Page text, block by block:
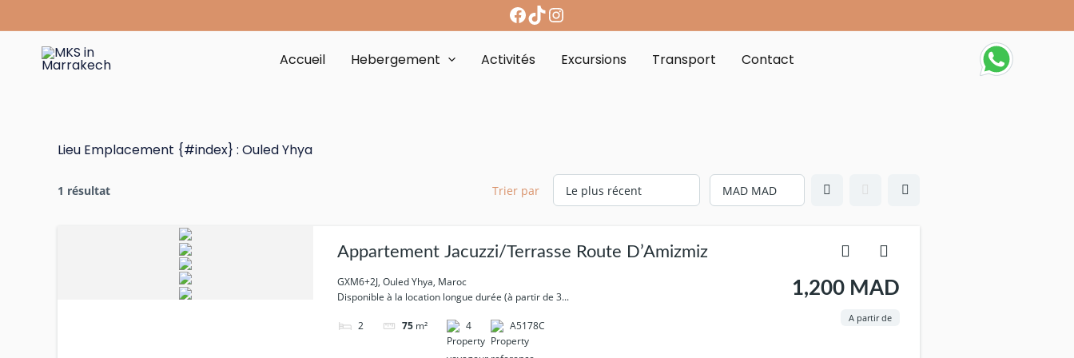
au
contenu
Accueil Hebergement Activités Excursions Transport Contact
Lieu Emplacement {#index} : Ouled Yhya
1 résultat Trier par
Appartement Jacuzzi/Terrasse Route D’Amizmiz
GXM6+2J, Ouled Yhya, Maroc
Disponible à la location longue durée (à partir de 3...
2 75 m² 4 A5178C
1,200 MAD
A partir de